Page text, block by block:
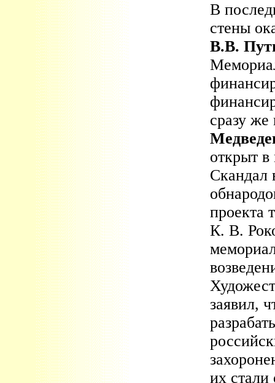
В
стены
В.В.
сразу
открыт
Скандал
проекта
К. В.
заявил,
их стали